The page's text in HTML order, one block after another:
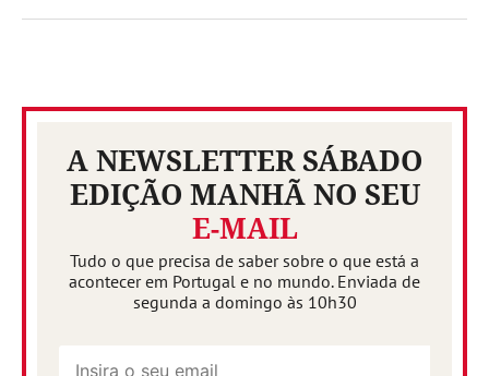
A NEWSLETTER SÁBADO
EDIÇÃO MANHÃ NO SEU
E-MAIL
Tudo o que precisa de saber sobre o que está a
acontecer em Portugal e no mundo. Enviada de
segunda a domingo às 10h30